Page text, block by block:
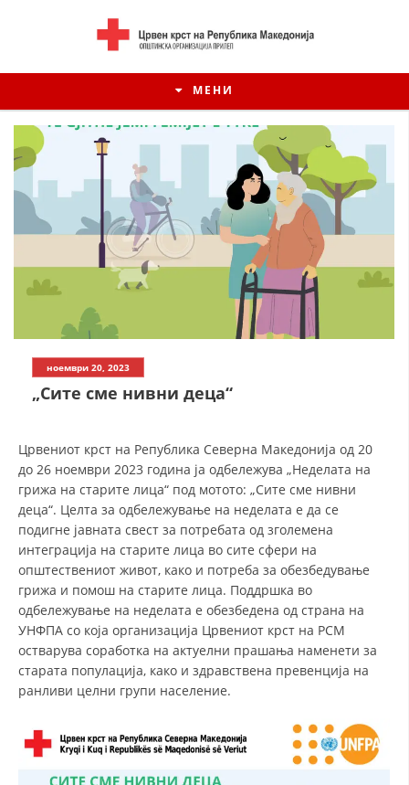
МЕНИ
ИСТОРИЈАТ НА ЦКРСМ
ИСТОРИЈАТ НА ДВИЖЕЊЕТО
КОНТАКТ ИНФОРМАЦИИ
ЧЛЕНСТВО ВО ПРОФЕСИОНАЛНИ ТЕЛА
ЗАКОН ЗА ЦКРМ
СТАТУТ НА ЦКРМ
РАКОВОДЕН ОДБОР
СОБРАНИЕ
ноември 20, 2023
„Сите сме нивни деца“
Црвениот крст на Република Северна Македонија од 20
до 26 ноември 2023 година ја одбележува „Неделата на
грижа на старите лица“ под мотото: „Сите сме нивни
деца“. Целта за одбележување на неделата е да се
подигне јавната свест за потребата од зголемена
интеграција на старите лица во сите сфери на
општествениот живот, како и потреба за обезбедување
грижа и помош на старите лица. Поддршка во
одбележување на неделата е обезбедена од страна на
УНФПА со која организација Црвениот крст на РСМ
остварува соработка на актуелни прашања наменети за
старата популација, како и здравствена превенција на
ранливи целни групи население.